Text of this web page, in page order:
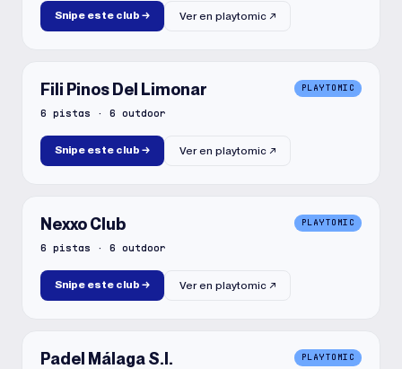
Snipe este club → Ver en playtomic ↗
Fili Pinos Del Limonar PLAYTOMIC
6 pistas · 6 outdoor
Snipe este club → Ver en playtomic ↗
Nexxo Club PLAYTOMIC
6 pistas · 6 outdoor
Snipe este club → Ver en playtomic ↗
Padel Málaga S.l. PLAYTOMIC